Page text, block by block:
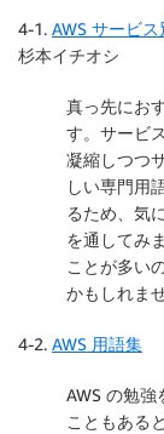
4-1. AWS サービ
杉本イチオシ
真っ先にお
す。サービ
凝縮しつつ
しい専門用
るため、気
を通してみ
ことが多い
かもしれませ
4-2. AWS 用語集
AWS の勉
こともある